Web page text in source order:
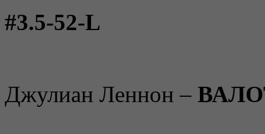
#3.5-52-L
Джулиан Леннон –